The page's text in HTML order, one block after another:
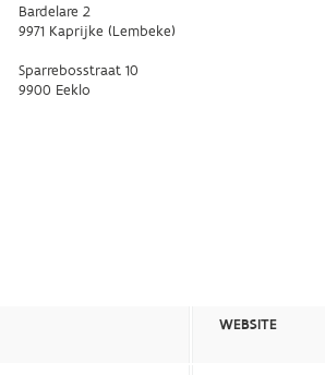
Bardelare 2
9971 Kaprijke (Lembeke)
Sparrebosstraat 10
9900 Eeklo
WEBSITE